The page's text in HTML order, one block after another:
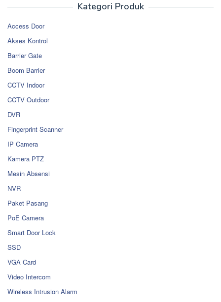
Kategori Produk
Access Door
Akses Kontrol
Barrier Gate
Boom Barrier
CCTV Indoor
CCTV Outdoor
DVR
Fingerprint Scanner
IP Camera
Kamera PTZ
Mesin Absensi
NVR
Paket Pasang
PoE Camera
Smart Door Lock
SSD
VGA Card
Video Intercom
Wireless Intrusion Alarm